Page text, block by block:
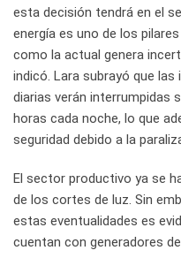
esta decisión tendrá en el
energía es uno de los
como la actual genera
indicó. Lara subrayó que
diarias verán interrumpidas
horas cada noche, lo que
seguridad debido a la
El sector productivo ya se
de los cortes de luz. Sin
estas eventualidades es
cuentan con generadores